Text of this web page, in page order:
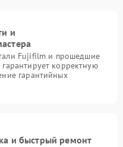
и
Fujifilm и прошедшие
корректную
гарантийных
и быстрый ремонт